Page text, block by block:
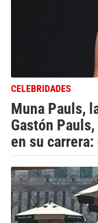
CELEBRIDADES
Muna Pauls,
Gastón
en su